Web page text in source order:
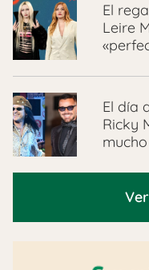
El
Leire
El día
Ricky